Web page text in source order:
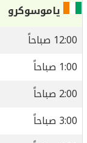
ياموسوكرو
12:00 صباحاً
1:00 صباحاً
2:00 صباحاً
3:00 صباحاً